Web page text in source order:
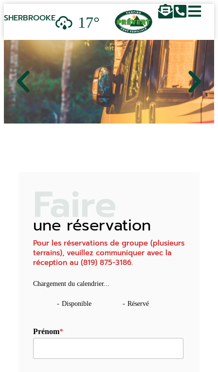
SHERBROOKE 17°
Faire
une réservation
Pour les réservations de groupe (plusieurs
terrains), veuillez communiquer avec la
réception au (819) 875-3186.
Chargement du calendrier...
- Disponible - Réservé
Prénom*